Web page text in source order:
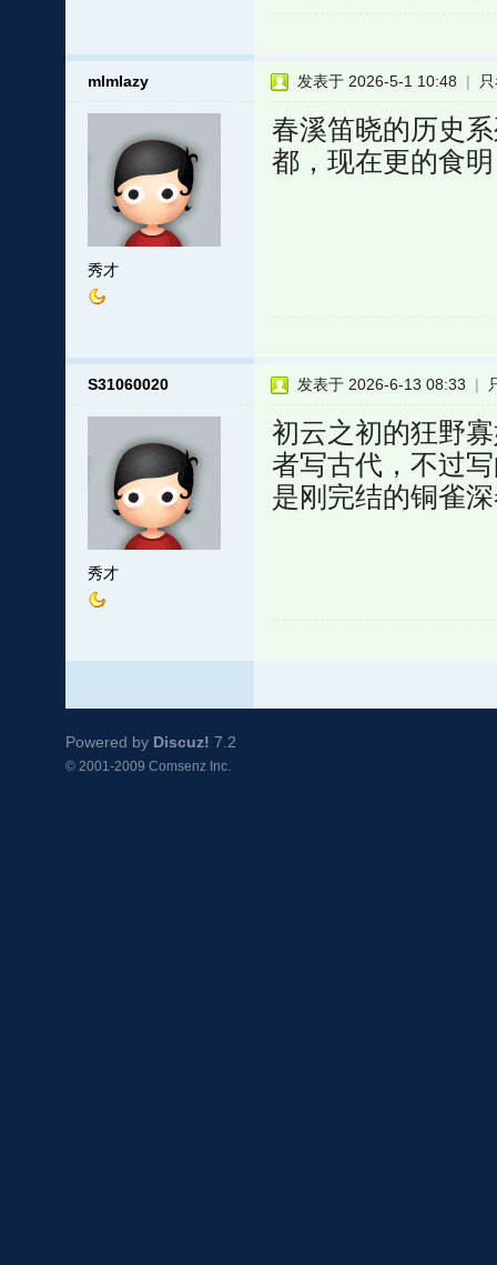
mlmlazy
秀才
发表于 2026-5-1 10:48 |
春溪笛晓的历史
都，现在更的食
S31060020
秀才
发表于 2026-6-13 08:33 |
初云之初的狂野
者写古代，不过
是刚完结的铜雀
Powered by Discuz! 7.2
© 2001-2009 Comsenz Inc.